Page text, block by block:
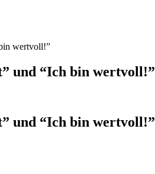
wertvoll!”
und “Ich bin wertvoll!”
und “Ich bin wertvoll!”